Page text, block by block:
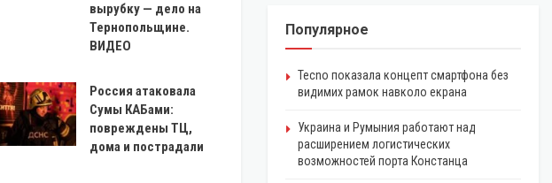
вырубку — дело на
Тернопольщине.
ВИДЕО
Россия атаковала
Сумы КАБами:
повреждены ТЦ,
дома и пострадали
Популярное
Tecno показала концепт смартфона без
видимих рамок навколо екрана
Украина и Румыния работают над
расширением логистических
возможностей порта Констанца